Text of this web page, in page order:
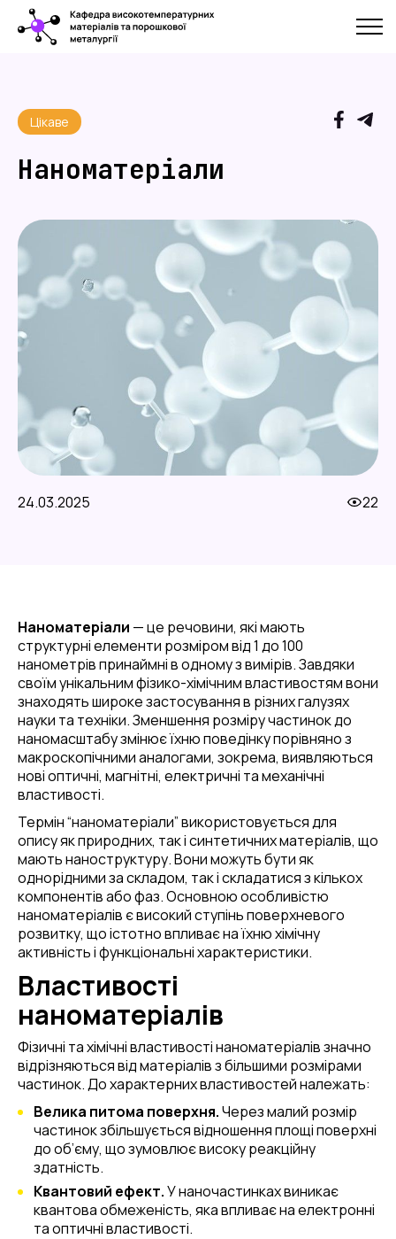
Цікаве
Наноматеріали
24.03.2025 22
Наноматеріали — це речовини, які мають
структурні елементи розміром від 1 до 100
нанометрів принаймні в одному з вимірів. Завдяки
своїм унікальним фізико-хімічним властивостям вони
знаходять широке застосування в різних галузях
науки та техніки. Зменшення розміру частинок до
наномасштабу змінює їхню поведінку порівняно з
макроскопічними аналогами, зокрема, виявляються
нові оптичні, магнітні, електричні та механічні
властивості.
Термін “наноматеріали” використовується для
опису як природних, так і синтетичних матеріалів, що
мають наноструктуру. Вони можуть бути як
однорідними за складом, так і складатися з кількох
компонентів або фаз. Основною особливістю
наноматеріалів є високий ступінь поверхневого
розвитку, що істотно впливає на їхню хімічну
активність і функціональні характеристики.
Властивості
наноматеріалів
Фізичні та хімічні властивості наноматеріалів значно
відрізняються від матеріалів з більшими розмірами
частинок. До характерних властивостей належать:
Велика питома поверхня.Через малий розмір
частинок збільшується відношення площі поверхні
до об’єму, що зумовлює високу реакційну
здатність.
Квантовий ефект.У наночастинках виникає
квантова обмеженість, яка впливає на електронні
та оптичні властивості.